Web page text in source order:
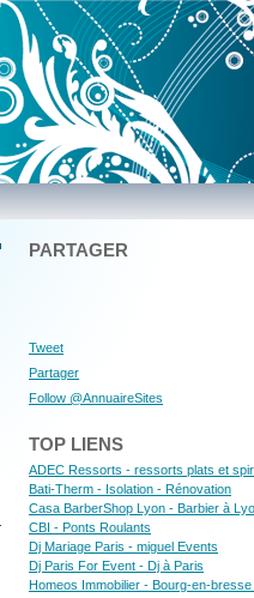
PARTAGER
Tweet
Partager
Follow @AnnuaireSites
TOP LIENS
ADEC Ressorts - ressorts plats et
Bati-Therm - Isolation - Rénovation
Casa BarberShop Lyon - Barbier à
CBI - Ponts Roulants
Dj Mariage Paris - miguel Events
Dj Paris For Event - Dj à Paris
Homeos Immobilier - Bourg-en-bresse